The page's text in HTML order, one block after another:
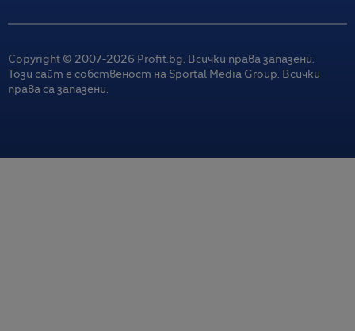
Copyright © 2007-2026 Profit.bg. Всички права запазени.
Този сайт е собственост на Sportal Media Group. Всички
права са запазени.